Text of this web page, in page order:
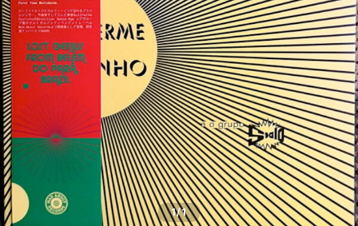
1/1